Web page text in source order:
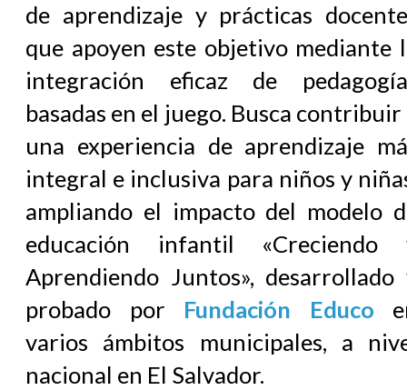
de aprendizaje y prácticas
que apoyen este objetivo mediante
integración eficaz de
basadas en el juego. Busca contribuir
una experiencia de aprendizaje
integral e inclusiva para niños y
ampliando el impacto del modelo
educación infantil «Creciendo
Aprendiendo Juntos», desarrollado
probado por Fundación Educo
varios ámbitos municipales, a
nacional en El Salvador.